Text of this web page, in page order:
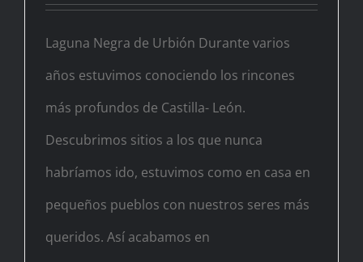
Laguna Negra de Urbión Durante varios
años estuvimos conociendo los rincones
más profundos de Castilla- León.
Descubrimos sitios a los que nunca
habríamos ido, estuvimos como en casa en
pequeños pueblos con nuestros seres más
queridos. Así acabamos en